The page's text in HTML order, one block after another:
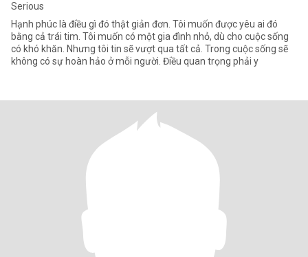
Serious
Hạnh phúc là điều gì đó thật giản đơn. Tôi muốn được yêu ai đó
bằng cả trái tim. Tôi muốn có một gia đình nhỏ, dù cho cuộc sống
có khó khăn. Nhưng tôi tin sẽ vượt qua tất cả. Trong cuộc sống sẽ
không có sự hoàn hảo ở mỗi người. Điều quan trọng phải y